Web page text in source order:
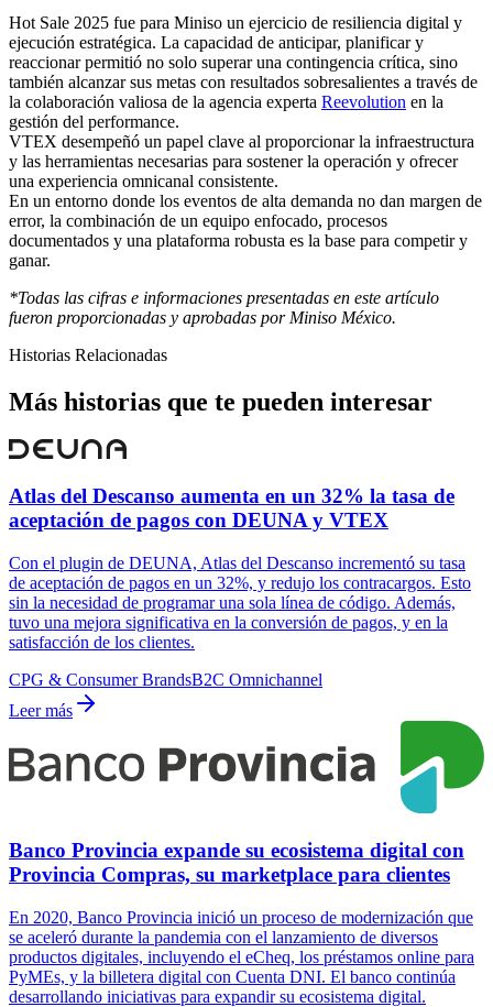
Hot Sale 2025 fue para Miniso un ejercicio de resiliencia digital y
ejecución estratégica. La capacidad de anticipar, planificar y
reaccionar permitió no solo superar una contingencia crítica, sino
también alcanzar sus metas con resultados sobresalientes a través de
la colaboración valiosa de la agencia experta Reevolution en la
gestión del performance.
VTEX desempeñó un papel clave al proporcionar la infraestructura
y las herramientas necesarias para sostener la operación y ofrecer
una experiencia omnicanal consistente.
En un entorno donde los eventos de alta demanda no dan margen de
error, la combinación de un equipo enfocado, procesos
documentados y una plataforma robusta es la base para competir y
ganar.
*Todas las cifras e informaciones presentadas en este artículo
fueron proporcionadas y aprobadas por Miniso México.
Historias Relacionadas
Más historias que te pueden interesar
Atlas del Descanso aumenta en un 32% la tasa de
aceptación de pagos con DEUNA y VTEX
Con el plugin de DEUNA, Atlas del Descanso incrementó su tasa
de aceptación de pagos en un 32%, y redujo los contracargos. Esto
sin la necesidad de programar una sola línea de código. Además,
tuvo una mejora significativa en la conversión de pagos, y en la
satisfacción de los clientes.
CPG & Consumer BrandsB2C Omnichannel
Leer más
Banco Provincia expande su ecosistema digital con
Provincia Compras, su marketplace para clientes
En 2020, Banco Provincia inició un proceso de modernización que
se aceleró durante la pandemia con el lanzamiento de diversos
productos digitales, incluyendo el eCheq, los préstamos online para
PyMEs, y la billetera digital con Cuenta DNI. El banco continúa
desarrollando iniciativas para expandir su ecosistema digital.